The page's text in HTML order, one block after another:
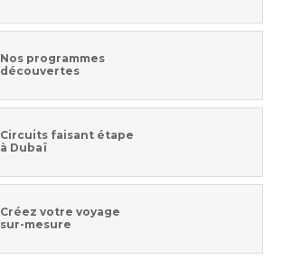
Nos programmes
découvertes
Circuits faisant étape
à Dubaï
Créez votre voyage
sur-mesure